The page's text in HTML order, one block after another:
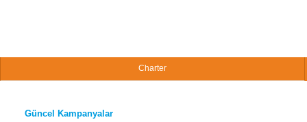
Charter
Güncel Kampanyalar